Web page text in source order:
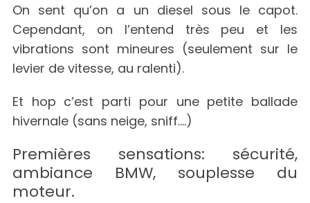
On sent qu’on a un diesel sous le capot.
Cependant, on l’entend très peu et les
vibrations sont mineures (seulement sur le
levier de vitesse, au ralenti).
Et hop c’est parti pour une petite ballade
hivernale (sans neige, sniff….)
Premières sensations: sécurité,
ambiance BMW, souplesse du
moteur.